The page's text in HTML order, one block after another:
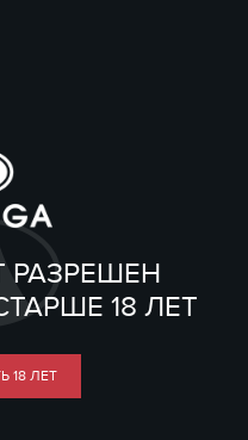
РАЗРЕШЕН
18 ЛЕТ
18 ЛЕТ